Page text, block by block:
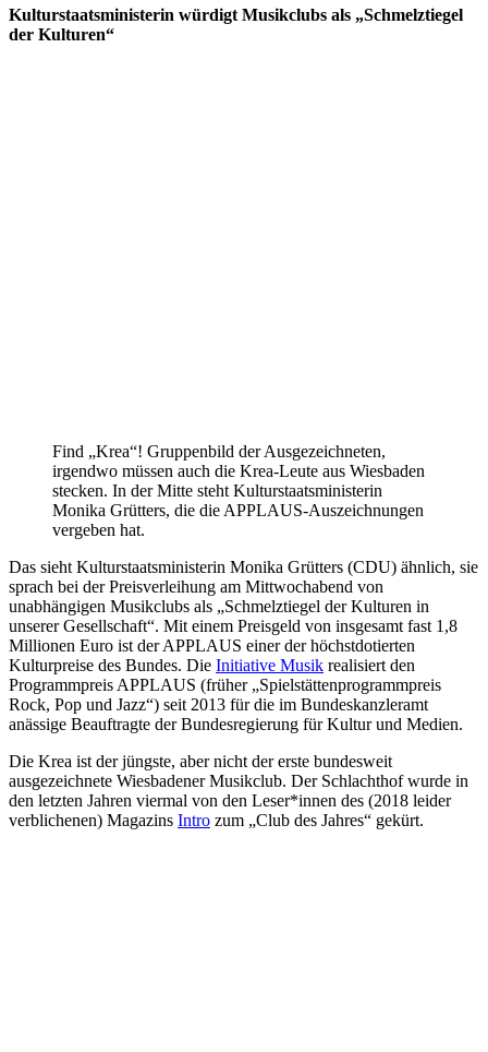
Kulturstaatsministerin würdigt Musikclubs als „Schmelztiegel
der Kulturen“
Find „Krea“! Gruppenbild der Ausgezeichneten,
irgendwo müssen auch die Krea-Leute aus Wiesbaden
stecken. In der Mitte steht Kulturstaatsministerin
Monika Grütters, die die APPLAUS-Auszeichnungen
vergeben hat.
Das sieht Kulturstaatsministerin Monika Grütters (CDU) ähnlich, sie
sprach bei der Preisverleihung am Mittwochabend von
unabhängigen Musikclubs als „Schmelztiegel der Kulturen in
unserer Gesellschaft“. Mit einem Preisgeld von insgesamt fast 1,8
Millionen Euro ist der APPLAUS einer der höchstdotierten
Kulturpreise des Bundes. Die Initiative Musik realisiert den
Programmpreis APPLAUS (früher „Spielstättenprogrammpreis
Rock, Pop und Jazz“) seit 2013 für die im Bundeskanzleramt
anässige Beauftragte der Bundesregierung für Kultur und Medien.
Die Krea ist der jüngste, aber nicht der erste bundesweit
ausgezeichnete Wiesbadener Musikclub. Der Schlachthof wurde in
den letzten Jahren viermal von den Leser*innen des (2018 leider
verblichenen) Magazins Intro zum „Club des Jahres“ gekürt.